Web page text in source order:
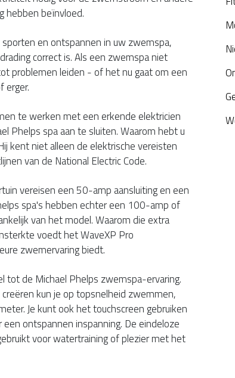
hebben beïnvloed.
en ontspannen in uw zwemspa,
correct is. Als een zwemspa niet
problemen leiden - of het nu gaat om een
erger.
te werken met een erkende elektricien
Phelps spa aan te sluiten. Waarom hebt u
kent niet alleen de elektrische vereisten
van de National Electric Code.
vereisen een 50-amp aansluiting en een
spa's hebben echter een 100-amp of
van het model. Waarom die extra
voedt het WaveXP Pro
zwemervaring biedt.
tot de Michael Phelps zwemspa-ervaring.
kun je op topsnelheid zwemmen,
Je kunt ook het touchscreen gebruiken
ontspannen inspanning. De eindeloze
voor watertraining of plezier met het